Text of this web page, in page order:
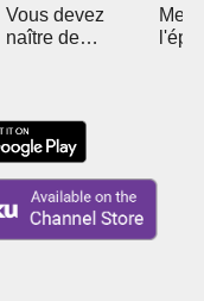
Vous devez
naître de